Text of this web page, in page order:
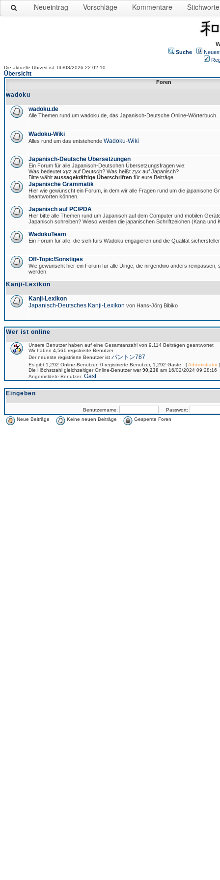
Neueintrag Vorschläge Kommentare Stichworte
Suche
Die aktuelle Uhrzeit ist: 06/08/2026 22:02:10
Übersicht
Foren
wadoku
wadoku.de
Alle Themen rund um wadoku.de, das Japanisch-Deutsche Online-Wörterbuch.
Wadoku-Wiki
Alles rund um das entstehende Wadoku-Wiki
Japanisch-Deutsche Übersetzungen
Ein Forum für alle Japanisch-Deutschen Übersetzungsfragen wie:
Was bedeutet xyz auf Deutsch? Was heißt zyx auf Japanisch?
Bitte wählt aussagekräftige Überschriften für eure Beiträge.
Japanische Grammatik
Hier wie gewünscht ein Forum, in dem wir alle Fragen rund um die japanische
beantworten können.
Japanisch auf PC/PDA
Hier bitte alle Themen rund um Japanisch auf dem Computer und mobilen
Japanisch schreiben? Wieso werden die japanischen Schriftzeichen (Kana und
WadokuTeam
Ein Forum für alle, die sich fürs Wadoku engagieren und die Qualität
Off-Topic/Sonstiges
Wie gewünscht hier ein Forum für alle Dinge, die nirgendwo anders reinpassen,
werden.
Kanji-Lexikon
Kanji-Lexikon
Japanisch-Deutsches Kanji-Lexikon von Hans-Jörg Bibiko
Wer ist online
Unsere Benutzer haben auf eine Gesamtanzahl von 9,114 Beiträgen geantwortet
Wir haben 4,561 registrierte Benutzer
Der neueste registrierte Benutzer ist パントン787
Es gibt 1,292 Online-Benutzer: 0 registrierte Benutzer, 1,292 Gäste [Administrator
Die Höchstzahl gleichzeitiger Online-Benutzer war90,230 am 16/02/2024 09:28:16
Angemeldete Benutzer: Gast
Eingeben
Benutzername:
Passwort:
Neue Beiträge
Keine neuen Beiträge Gesperrte Foren